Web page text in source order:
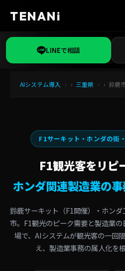
TENANi
LINEで相談
AIシステム導入 三重県 鈴鹿
F1サーキット・ホンダの街
F1観光客をリピ
ホンダ関連製造業の
鈴鹿サーキット（F1開催）・ホン
市。F1観光のピーク需要と製造業
場で、AIシステムが観光客の一回
え、製造業事務の属人化を